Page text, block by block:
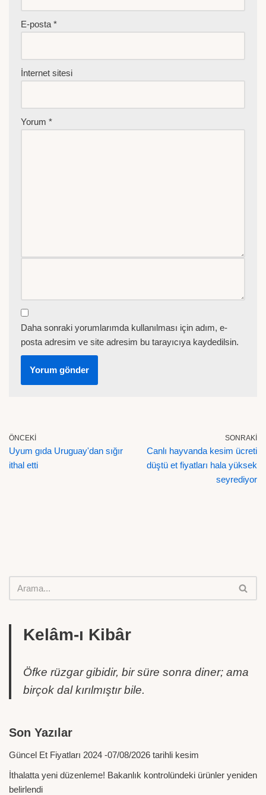
E-posta *
İnternet sitesi
Yorum *
Daha sonraki yorumlarımda kullanılması için adım, e-
posta adresim ve site adresim bu tarayıcıya kaydedilsin.
ÖNCEKI
Uyum gıda Uruguay'dan sığır
ithal etti
SONRAKI
Canlı hayvanda kesim ücreti
düştü et fiyatları hala yüksek
seyrediyor
Kelâm-ı Kibâr
Öfke rüzgar gibidir, bir süre sonra diner; ama
birçok dal kırılmıştır bile.
Son Yazılar
Güncel Et Fiyatları 2024 -07/08/2026 tarihli kesim
İthalatta yeni düzenleme! Bakanlık kontrolündeki ürünler yeniden
belirlendi